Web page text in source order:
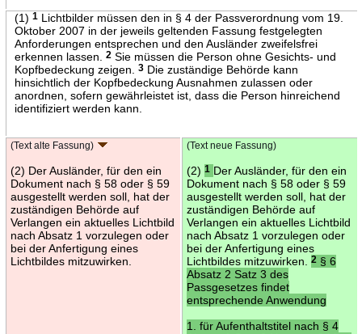
(1) 1Lichtbilder müssen den in § 4 der Passverordnung vom 19.
Oktober 2007 in der jeweils geltenden Fassung festgelegten
Anforderungen entsprechen und den Ausländer zweifelsfrei
erkennen lassen.
2Sie müssen die Person ohne Gesichts- und
Kopfbedeckung zeigen.
3Die zuständige Behörde kann
hinsichtlich der Kopfbedeckung Ausnahmen zulassen oder
anordnen, sofern gewährleistet ist, dass die Person hinreichend
identifiziert werden kann.
(Text alte Fassung)
(2) Der Ausländer, für den ein
Dokument nach § 58 oder § 59
ausgestellt werden soll, hat der
zuständigen Behörde auf
Verlangen ein aktuelles Lichtbild
nach Absatz 1 vorzulegen oder
bei der Anfertigung eines
Lichtbildes mitzuwirken.
(Text neue Fassung)
(2) 1 Der Ausländer, für den ein
Dokument nach § 58 oder § 59
ausgestellt werden soll, hat der
zuständigen Behörde auf
Verlangen ein aktuelles Lichtbild
nach Absatz 1 vorzulegen oder
bei der Anfertigung eines
Lichtbildes mitzuwirken.
2§ 6
Absatz 2 Satz 3 des
Passgesetzes findet
entsprechende Anwendung
1. für Aufenthaltstitel nach § 4